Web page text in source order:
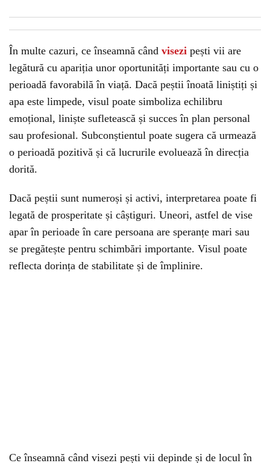
În multe cazuri, ce înseamnă când visezi pești vii are
legătură cu apariția unor oportunități importante sau cu o
perioadă favorabilă în viață. Dacă peștii înoată liniștiți și
apa este limpede, visul poate simboliza echilibru
emoțional, liniște sufletească și succes în plan personal
sau profesional. Subconștientul poate sugera că urmează
o perioadă pozitivă și că lucrurile evoluează în direcția
dorită.
Dacă peștii sunt numeroși și activi, interpretarea poate fi
legată de prosperitate și câștiguri. Uneori, astfel de vise
apar în perioade în care persoana are speranțe mari sau
se pregătește pentru schimbări importante. Visul poate
reflecta dorința de stabilitate și de împlinire.
Ce înseamnă când visezi pești vii depinde și de locul în